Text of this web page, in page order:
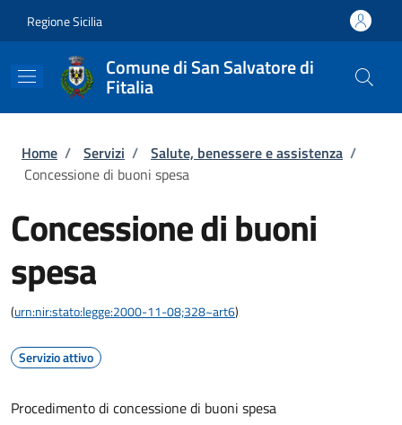
Regione Sicilia
Comune di San Salvatore di
Fitalia
Briciole di pane
Home / Servizi / Salute, benessere e assistenza /
Concessione di buoni spesa
Concessione di buoni
spesa
(urn:nir:stato:legge:2000-11-08;328~art6)
Servizio attivo
Procedimento di concessione di buoni spesa